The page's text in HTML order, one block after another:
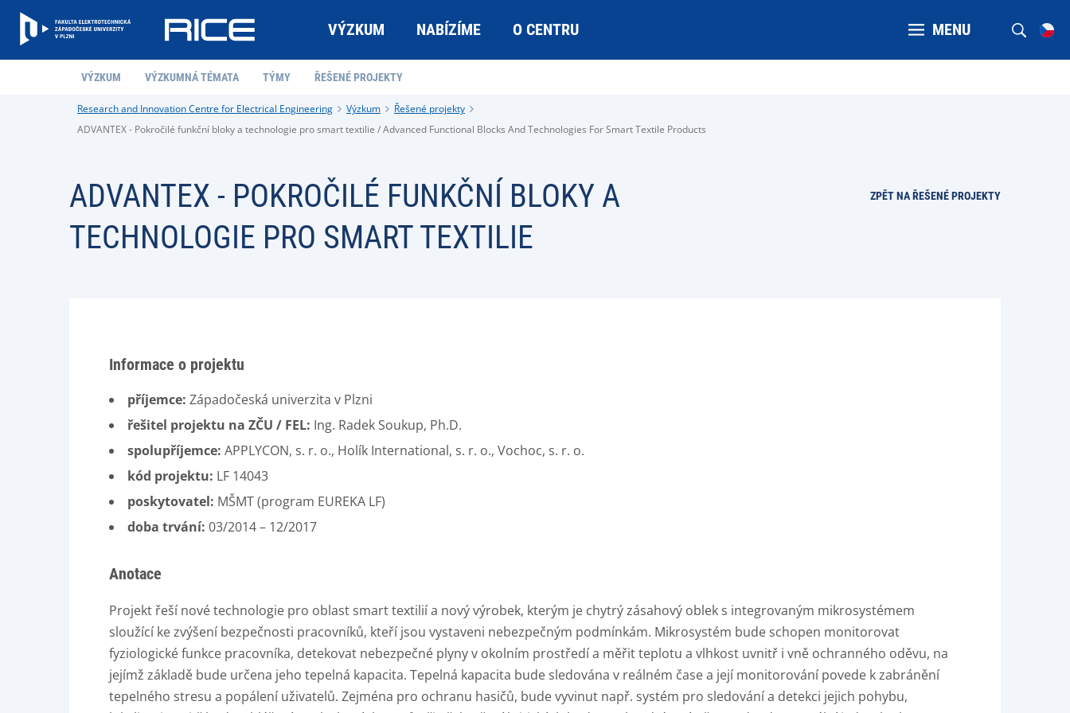
VÝZKUM NABÍZÍME O CENTRU MENU
VÝZKUM VÝZKUMNÁ TÉMATA TÝMY ŘEŠENÉ PROJEKTY
Research and Innovation Centre for Electrical Engineering Výzkum
Řešené projekty
ADVANTEX - Pokročilé funkční bloky a technologie pro smart textilie / Advanced Functional Blocks And Technologies For Smart Textile Products
ADVANTEX - POKROČILÉ FUNKČNÍ BLOKY A
TECHNOLOGIE PRO SMART TEXTILIE
ZPĚT NA ŘEŠENÉ PROJEKTY
Informace o projektu
příjemce: Západočeská univerzita v Plzni
řešitel projektu na ZČU / FEL: Ing. Radek Soukup, Ph.D.
spolupříjemce: APPLYCON, s. r. o., Holík International, s. r. o., Vochoc, s. r. o.
kód projektu: LF 14043
poskytovatel: MŠMT (program EUREKA LF)
doba trvání: 03/2014 – 12/2017
Anotace
Projekt řeší nové technologie pro oblast smart textilií a nový výrobek, kterým je chytrý zásahový oblek s integrovaným mikrosystémem
sloužící ke zvýšení bezpečnosti pracovníků, kteří jsou vystaveni nebezpečným podmínkám. Mikrosystém bude schopen monitorovat
fyziologické funkce pracovníka, detekovat nebezpečné plyny v okolním prostředí a měřit teplotu a vlhkost uvnitř i vně ochranného oděvu, na
jejímž základě bude určena jeho tepelná kapacita. Tepelná kapacita bude sledována v reálném čase a její monitorování povede k zabránění
tepelného stresu a popálení uživatelů. Zejména pro ochranu hasičů, bude vyvinut např. systém pro sledování a detekci jejich pohybu,